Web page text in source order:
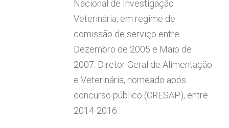
Nacional de Investigação
Veterinária, em regime de
comissão de serviço entre
Dezembro de 2005 e Maio de
2007. Diretor Geral de Alimentação
e Veterinária, nomeado após
concurso público (CRESAP), entre
2014-2016.